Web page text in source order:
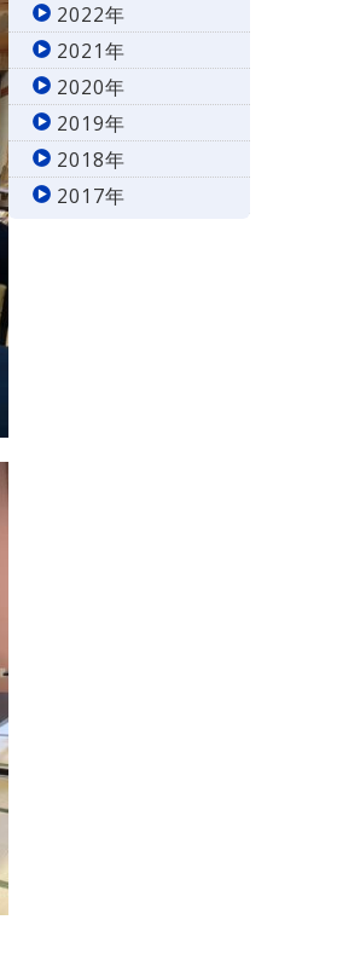
2022年
2021年
2020年
2019年
2018年
2017年